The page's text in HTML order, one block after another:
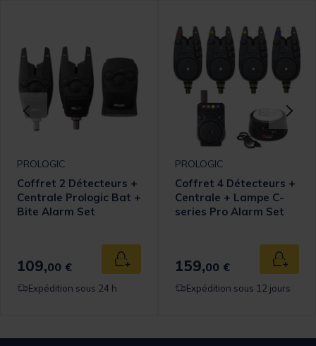
panier
PROLOGIC
Coffret 2 Détecteurs +
Centrale Prologic Bat +
Bite Alarm Set
109,00 € Ajouter au panier
Expédition sous 24 h
PROLOGIC
Coffret 4 Détecteurs +
Centrale + Lampe C-
series Pro Alarm Set
159,00 €
Expédition sous 12 jours